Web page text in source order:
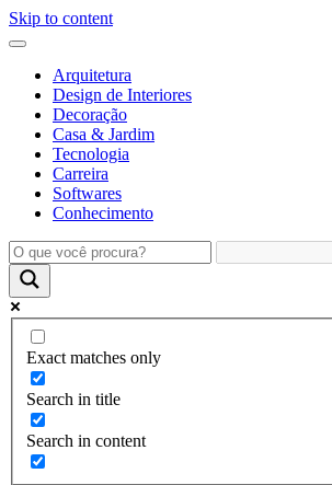
Skip to content
Arquitetura
Design de Interiores
Decoração
Casa & Jardim
Tecnologia
Carreira
Softwares
Conhecimento
Exact matches only
Search in title
Search in content